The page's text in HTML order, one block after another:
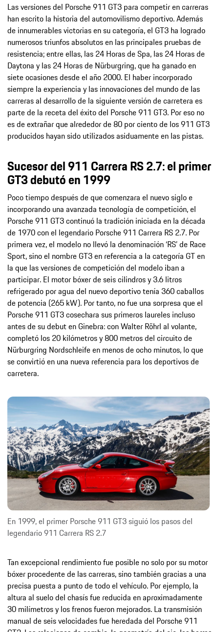
Las versiones del Porsche 911 GT3 para competir en carreras
han escrito la historia del automovilismo deportivo. Además
de innumerables victorias en su categoría, el GT3 ha logrado
numerosos triunfos absolutos en las principales pruebas de
resistencia; entre ellas, las 24 Horas de Spa, las 24 Horas de
Daytona y las 24 Horas de Nürburgring, que ha ganado en
siete ocasiones desde el año 2000. El haber incorporado
siempre la experiencia y las innovaciones del mundo de las
carreras al desarrollo de la siguiente versión de carretera es
parte de la receta del éxito del Porsche 911 GT3. Por eso no
es de extrañar que alrededor de 80 por ciento de los 911 GT3
producidos hayan sido utilizados asiduamente en las pistas.
Sucesor del 911 Carrera RS 2.7: el primer
GT3 debutó en 1999
Poco tiempo después de que comenzara el nuevo siglo e
incorporando una avanzada tecnología de competición, el
Porsche 911 GT3 continuó la tradición iniciada en la década
de 1970 con el legendario Porsche 911 Carrera RS 2.7. Por
primera vez, el modelo no llevó la denominación ‘RS’ de Race
Sport, sino el nombre GT3 en referencia a la categoría GT en
la que las versiones de competición del modelo iban a
participar. El motor bóxer de seis cilindros y 3.6 litros
refrigerado por agua del nuevo deportivo tenía 360 caballos
de potencia (265 kW). Por tanto, no fue una sorpresa que el
Porsche 911 GT3 cosechara sus primeros laureles incluso
antes de su debut en Ginebra: con Walter Röhrl al volante,
completó los 20 kilómetros y 800 metros del circuito de
Nürburgring Nordschleife en menos de ocho minutos, lo que
se convirtió en una nueva referencia para los deportivos de
carretera.
En 1999, el primer Porsche 911 GT3 siguió los pasos del
legendario 911 Carrera RS 2.7
Tan excepcional rendimiento fue posible no solo por su motor
bóxer procedente de las carreras, sino también gracias a una
precisa puesta a punto de todo el vehículo. Por ejemplo, la
altura al suelo del chasís fue reducida en aproximadamente
30 milímetros y los frenos fueron mejorados. La transmisión
manual de seis velocidades fue heredada del Porsche 911